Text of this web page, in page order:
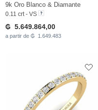
9k Oro Blanco & Diamante
0.11 crt - VS
₲ 5.649.864,00
a partir de ₲ 1.649.483